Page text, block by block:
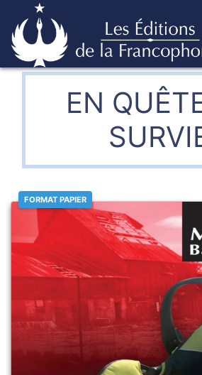
Skip
to Éditions de la francophonie
EN
FORMAT PAPIER